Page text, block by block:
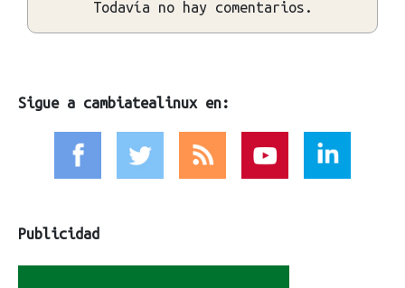
Todavía no hay comentarios.
Sigue a cambiatealinux en:
Publicidad